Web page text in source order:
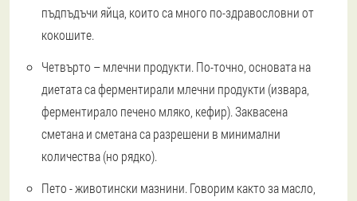
пъдпъдъчи яйца, които са много по-здравословни от
кокошите.
Четвърто – млечни продукти. По-точно, основата на
диетата са ферментирали млечни продукти (извара,
ферментирало печено мляко, кефир). Заквасена
сметана и сметана са разрешени в минимални
количества (но рядко).
Пето - животински мазнини. Говорим както за масло,